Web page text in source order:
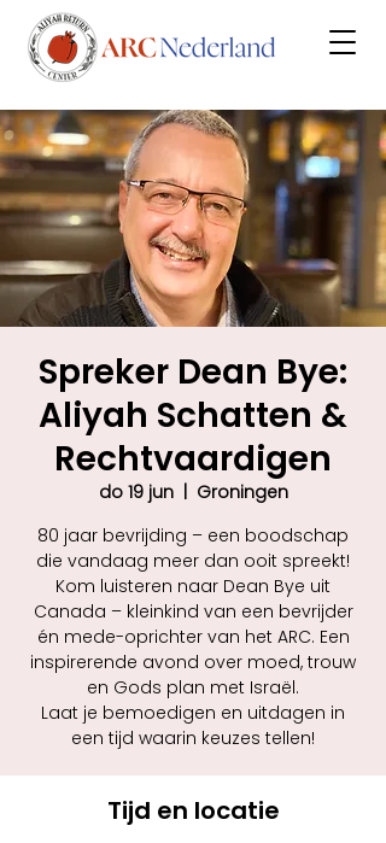
Spreker Dean Bye:
Aliyah Schatten &
Rechtvaardigen
do 19 jun
  |
Groningen
80 jaar bevrijding – een boodschap
die vandaag meer dan ooit spreekt!
Kom luisteren naar Dean Bye uit
Canada – kleinkind van een bevrijder
én mede-oprichter van het ARC. Een
inspirerende avond over moed, trouw
en Gods plan met Israël.
Laat je bemoedigen en uitdagen in
een tijd waarin keuzes tellen!
Tijd en locatie